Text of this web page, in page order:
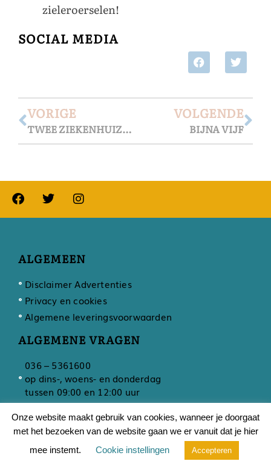
zieleroerselen!
SOCIAL MEDIA
VORIGE
TWEE ZIEKENHUIZEN, TWEE ERVARINGEN
VOLGENDE
BIJNA VIJF
ALGEMEEN
Disclaimer Advertenties
Privacy en cookies
Algemene leveringsvoorwaarden
ALGEMENE VRAGEN
036 – 5361600
op dins-, woens- en donderdag
tussen 09:00 en 12:00 uur
Ontwikkeling doorDeveloping
Onze website maakt gebruik van cookies, wanneer je doorgaat
met het bezoeken van de website gaan we er vanuit dat je hier
mee instemt.
Cookie instellingen Accepteren